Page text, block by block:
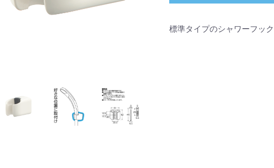
標準タイプのシャワーフック